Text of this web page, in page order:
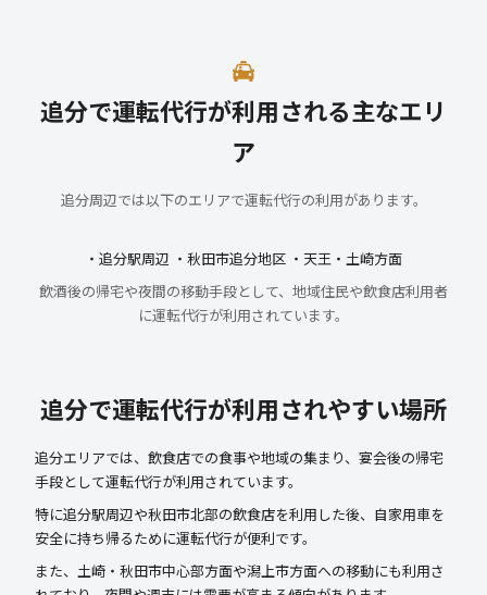
追分で運転代行が利用される主なエリ
ア
追分周辺では以下のエリアで運転代行の利用があります。
・追分駅周辺 ・秋田市追分地区 ・天王・土崎方面
飲酒後の帰宅や夜間の移動手段として、地域住民や飲食店利用者
に運転代行が利用されています。
追分で運転代行が利用されやすい場所
追分エリアでは、飲食店での食事や地域の集まり、宴会後の帰宅
手段として運転代行が利用されています。
特に追分駅周辺や秋田市北部の飲食店を利用した後、自家用車を
安全に持ち帰るために運転代行が便利です。
また、土崎・秋田市中心部方面や潟上市方面への移動にも利用さ